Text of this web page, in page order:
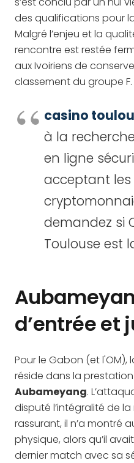
des qualifications pour
Malgré l’enjeu et la
rencontre est restée
aux Ivoiriens de
classement du groupe F.
casino
à la
en ligne
acceptant les
demandez si
Toulouse est
d’entrée et
Pour le Gabon (et
réside dans la
Aubameyang.
disputé l’intégralité de
rassurant, il n’a montré
physique, alors qu’il
dernier match avec sa